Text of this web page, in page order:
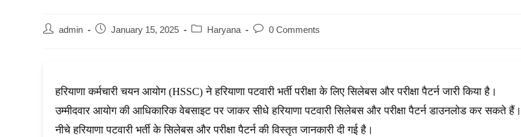
Post admin
Post January 15, 2025
Post Haryana
Post0 Comments
हरियाणा कर्मचारी चयन आयोग (HSSC) ने हरियाणा पटवारी भर्ती परीक्षा के लिए सिलेबस और परीक्षा पैटर्न जारी किया है।
उम्मीदवार आयोग की आधिकारिक वेबसाइट पर जाकर सीधे हरियाणा पटवारी सिलेबस और परीक्षा पैटर्न डाउनलोड कर सकते हैं।
नीचे हरियाणा पटवारी भर्ती के सिलेबस और परीक्षा पैटर्न की विस्तृत जानकारी दी गई है।